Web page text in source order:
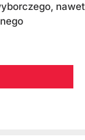
nawet